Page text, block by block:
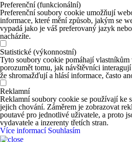
Preferenční (funkcionální)
Preferenční soubory cookie umožňují
informace, které mění způsob, jakým se
vypadá jako je váš preferovaný jazyk
nacházíte.
Statistické (výkonnostní)
Tyto soubory cookie pomáhají vlastníkům
porozumět tomu, jak návštěvníci
že shromažďují a hlásí informace, často
Reklamní
Reklamní soubory cookie se používají ke
jejich chování. Záměrem je zobrazovat
poutavé pro jednotlivé uživatele, a proto
vydavatele a inzerenty třetích stran.
Více informací Souhlasím